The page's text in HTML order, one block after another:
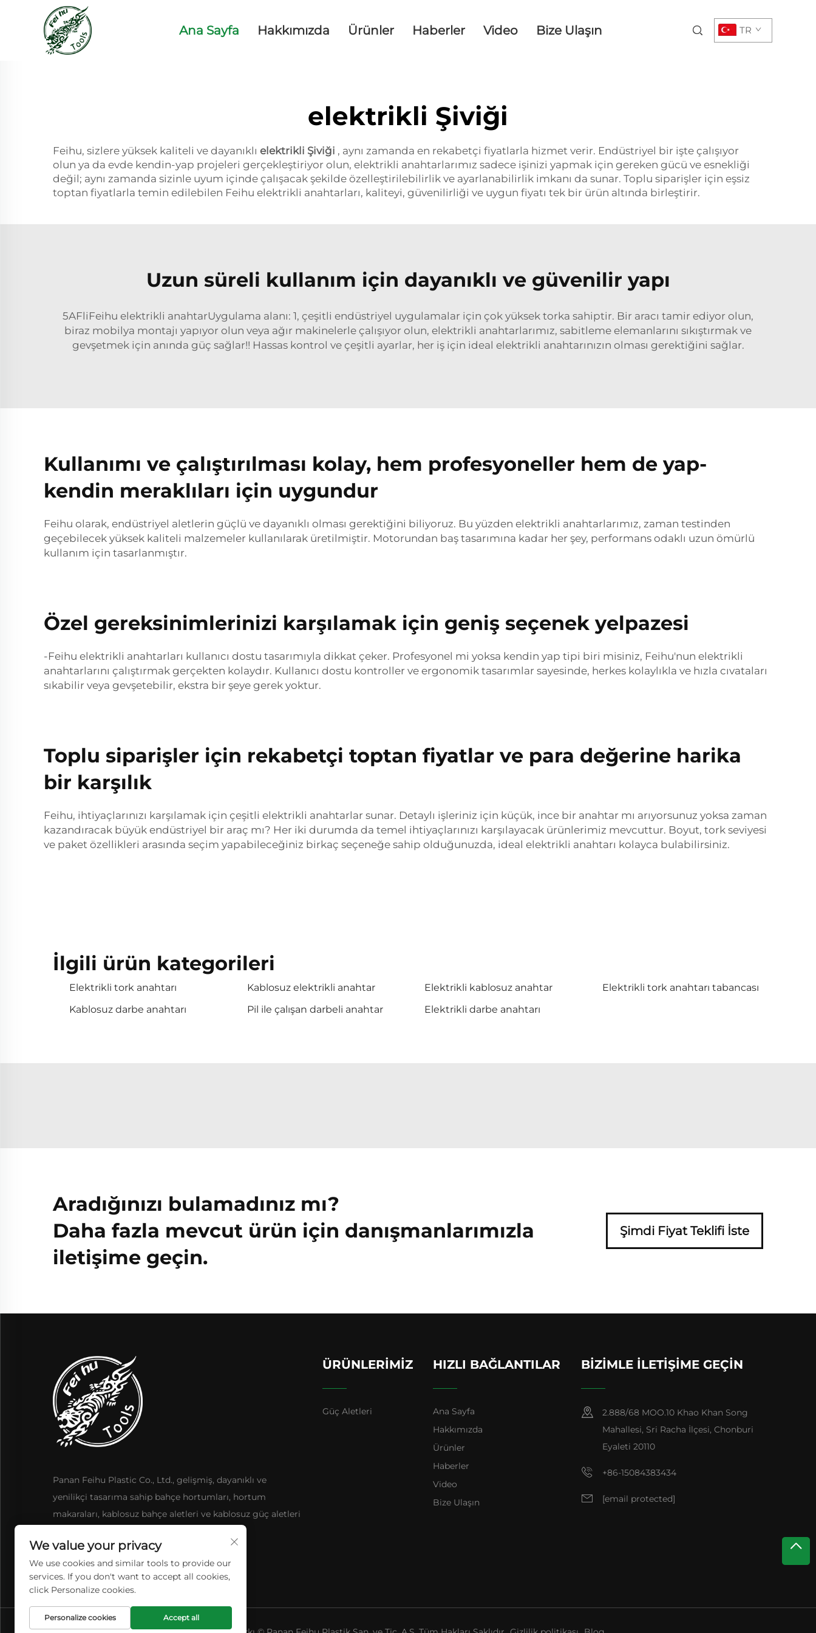
Ana Sayfa Hakkımızda Ürünler Haberler Video Bize Ulaşın TR
elektrikli Şiviği
Feihu, sizlere yüksek kaliteli ve dayanıklı elektrikli Şiviği , aynı zamanda en rekabetçi fiyatlarla hizmet verir. Endüstriyel bir işte çalışıyor
olun ya da evde kendin-yap projeleri gerçekleştiriyor olun, elektrikli anahtarlarımız sadece işinizi yapmak için gereken gücü ve esnekliği
değil; aynı zamanda sizinle uyum içinde çalışacak şekilde özelleştirilebilirlik ve ayarlanabilirlik imkanı da sunar. Toplu siparişler için eşsiz
toptan fiyatlarla temin edilebilen Feihu elektrikli anahtarları, kaliteyi, güvenilirliği ve uygun fiyatı tek bir ürün altında birleştirir.
Uzun süreli kullanım için dayanıklı ve güvenilir yapı
5AFliFeihu elektrikli anahtarUygulama alanı: 1, çeşitli endüstriyel uygulamalar için çok yüksek torka sahiptir. Bir aracı tamir ediyor olun,
biraz mobilya montajı yapıyor olun veya ağır makinelerle çalışıyor olun, elektrikli anahtarlarımız, sabitleme elemanlarını sıkıştırmak ve
gevşetmek için anında güç sağlar!! Hassas kontrol ve çeşitli ayarlar, her iş için ideal elektrikli anahtarınızın olması gerektiğini sağlar.
Kullanımı ve çalıştırılması kolay, hem profesyoneller hem de yap-
kendin meraklıları için uygundur
Feihu olarak, endüstriyel aletlerin güçlü ve dayanıklı olması gerektiğini biliyoruz. Bu yüzden elektrikli anahtarlarımız, zaman testinden
geçebilecek yüksek kaliteli malzemeler kullanılarak üretilmiştir. Motorundan baş tasarımına kadar her şey, performans odaklı uzun ömürlü
kullanım için tasarlanmıştır.
Özel gereksinimlerinizi karşılamak için geniş seçenek yelpazesi
-Feihu elektrikli anahtarları kullanıcı dostu tasarımıyla dikkat çeker. Profesyonel mi yoksa kendin yap tipi biri misiniz, Feihu'nun elektrikli
anahtarlarını çalıştırmak gerçekten kolaydır. Kullanıcı dostu kontroller ve ergonomik tasarımlar sayesinde, herkes kolaylıkla ve hızla cıvataları
sıkabilir veya gevşetebilir, ekstra bir şeye gerek yoktur.
Toplu siparişler için rekabetçi toptan fiyatlar ve para değerine harika
bir karşılık
Feihu, ihtiyaçlarınızı karşılamak için çeşitli elektrikli anahtarlar sunar. Detaylı işleriniz için küçük, ince bir anahtar mı arıyorsunuz yoksa zaman
kazandıracak büyük endüstriyel bir araç mı? Her iki durumda da temel ihtiyaçlarınızı karşılayacak ürünlerimiz mevcuttur. Boyut, tork seviyesi
ve paket özellikleri arasında seçim yapabileceğiniz birkaç seçeneğe sahip olduğunuzda, ideal elektrikli anahtarı kolayca bulabilirsiniz.
İlgili ürün kategorileri
Elektrikli tork anahtarı Kablosuz elektrikli anahtar Elektrikli kablosuz anahtar
Elektrikli tork anahtarı tabancası
Kablosuz darbe anahtarı
Pil ile çalışan darbeli anahtar Elektrikli darbe anahtarı
Aradığınızı bulamadınız mı?
Daha fazla mevcut ürün için danışmanlarımızla
iletişime geçin.
Şimdi Fiyat Teklifi İste
Panan Feihu Plastic Co., Ltd., gelişmiş, dayanıklı ve
yenilikçi tasarıma sahip bahçe hortumları, hortum
makaraları, kablosuz bahçe aletleri ve kablosuz güç aletleri
ÜRÜNLERIMIZ
Güç Aletleri
HIZLI BAĞLANTILAR
Ana Sayfa
Hakkımızda
Ürünler
Haberler
Video
Bize Ulaşın
BIZIMLE İLETIŞIME GEÇIN
2.888/68 MOO.10 Khao Khan Song
Mahallesi, Sri Racha İlçesi, Chonburi
Eyaleti 20110
+86-15084383434
[email protected]
We value your privacy
We use cookies and similar tools to provide our
services. If you don't want to accept all cookies,
click Personalize cookies.
Personalize cookies Accept all